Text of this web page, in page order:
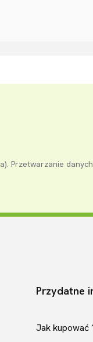
Przetwarzanie
Przydatne
Jak kupować